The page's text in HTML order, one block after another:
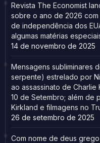
Revista The Economist
sobre o ano de 2026
de independência dos
algumas matérias
14 de novembro de 2025
Mensagens subliminares
serpente) estrelado por
ao assassinato de
10 de Setembro; além de
Kirkland e filmagens no
26 de setembro de 2025
Com nome de deus